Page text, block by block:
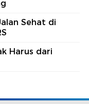
Sehat di
Harus dari